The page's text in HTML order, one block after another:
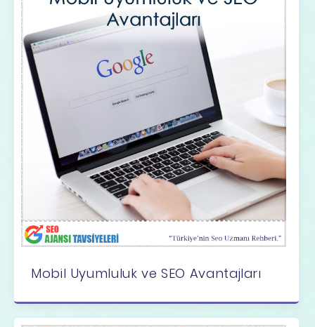
Mobil Uyumluluk ve SEO Avantajları